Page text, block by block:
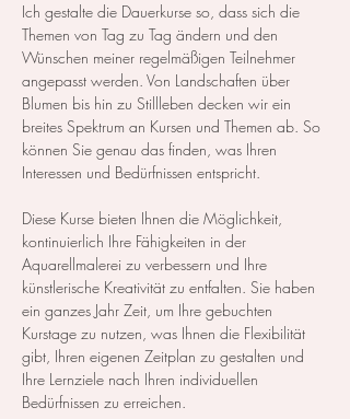
Ich gestalte die Dauerkurse so, dass sich die
Themen von Tag zu Tag ändern und den
Wünschen meiner regelmäßigen Teilnehmer
angepasst werden. Von Landschaften über
Blumen bis hin zu Stillleben decken wir ein
breites Spektrum an Kursen und Themen ab. So
können Sie genau das finden, was Ihren
Interessen und Bedürfnissen entspricht.
Diese Kurse bieten Ihnen die Möglichkeit,
kontinuierlich Ihre Fähigkeiten in der
Aquarellmalerei zu verbessern und Ihre
künstlerische Kreativität zu entfalten. Sie haben
ein ganzes Jahr Zeit, um Ihre gebuchten
Kurstage zu nutzen, was Ihnen die Flexibilität
gibt, Ihren eigenen Zeitplan zu gestalten und
Ihre Lernziele nach Ihren individuellen
Bedürfnissen zu erreichen.